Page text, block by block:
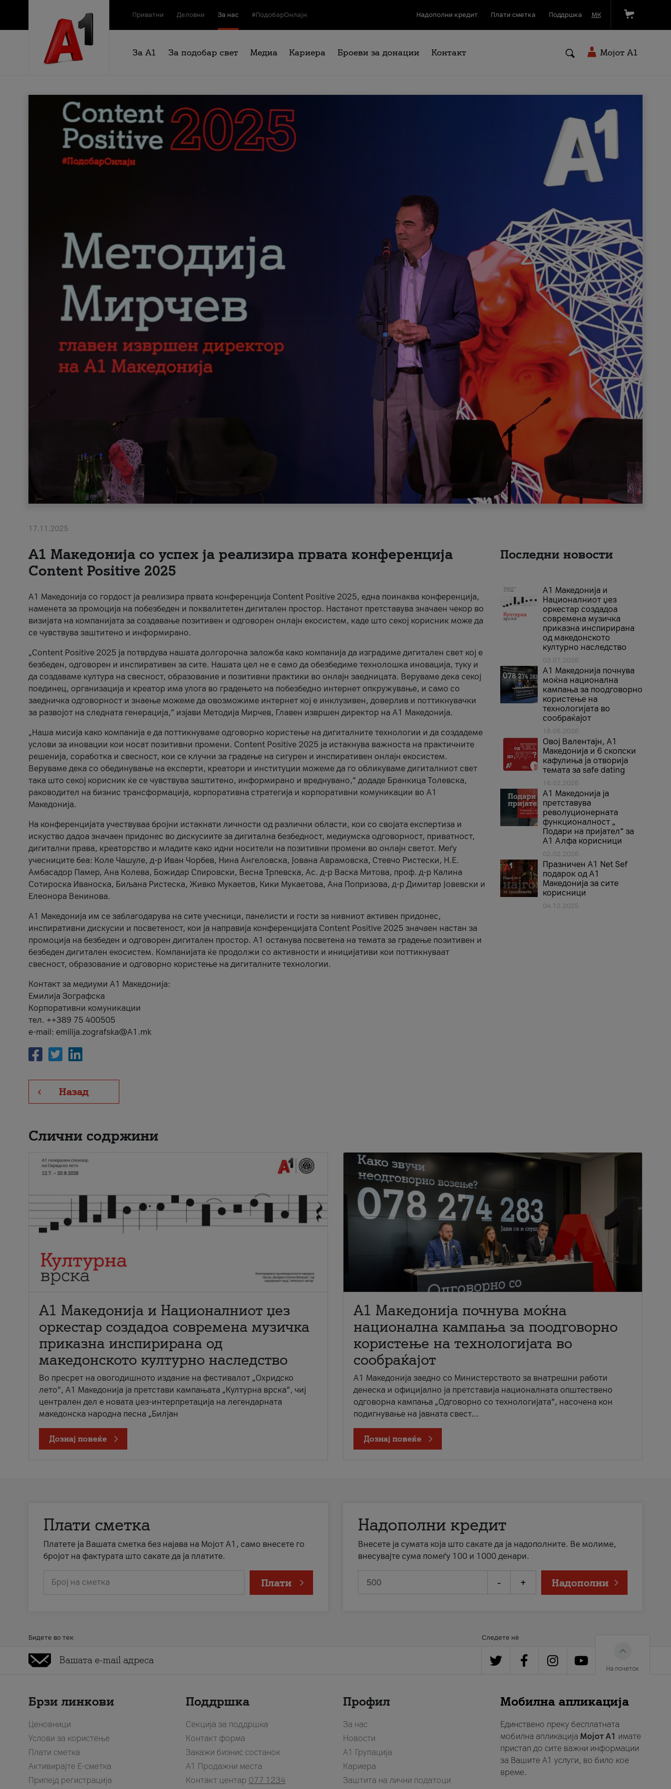
Приватни Деловни За нас #ПодобарОнлајн Надополни кредит Плати сметка Поддршка МК
За А1 За подобар свет Медиа Кариера Броеви за донации Контакт Мојот A1
17.11.2025
А1 Македонија со успех ја реализира првата конференција
Content Positive 2025
А1 Македонија со гордост ја реализира првата конференција Content Positive 2025, една поинаква конференција,
наменета за промоција на побезбеден и поквалитетен дигитален простор. Настанот претставува значаен чекор во
визијата на компанијата за создавање позитивен и одговорен онлајн екосистем, каде што секој корисник може да
се чувствува заштитено и информирано.
„Content Positive 2025 ја потврдува нашата долгорочна заложба како компанија да изградиме дигитален свет кој е
безбеден, одговорен и инспиративен за сите. Нашата цел не е само да обезбедиме технолошка иновација, туку и
да создаваме култура на свесност, образование и позитивни практики во онлајн заедницата. Веруваме дека секој
поединец, организација и креатор има улога во градењето на побезбедно интернет опкружување, и само со
заедничка одговорност и знаење можеме да овозможиме интернет кој е инклузивен, доверлив и поттикнувачки
за развојот на следната генерација,“ изјави Методија Мирчев, Главен извршен директор на А1 Македонија.
„Наша мисија како компанија е да поттикнуваме одговорно користење на дигиталните технологии и да создадеме
услови за иновации кои носат позитивни промени. Content Positive 2025 ја истакнува важноста на практичните
решенија, соработка и свесност, кои се клучни за градење на сигурен и инспиративен онлајн екосистем.
Веруваме дека со обединување на експерти, креатори и институции можеме да го обликуваме дигиталниот свет
така што секој корисник ќе се чувствува заштитено, информирано и вреднувано,“ додаде Бранкица Толевска,
раководител на бизнис трансформација, корпоративна стратегија и корпоративни комуникации во А1
Македонија.
На конференцијата учествуваа бројни истакнати личности од различни области, кои со својата експертиза и
искуство дадоа значаен придонес во дискусиите за дигитална безбедност, медиумска одговорност, приватност,
дигитални права, креаторство и младите како идни носители на позитивни промени во онлајн светот. Меѓу
учесниците беа: Коле Чашуле, д-р Иван Чорбев, Нина Ангеловска, Јована Аврамовска, Стевчо Ристески, Н.Е.
Амбасадор Памер, Ана Колева, Божидар Спировски, Весна Трпевска, Ас. д-р Васка Митова, проф. д-р Калина
Сотироска Иваноска, Биљана Ристеска, Живко Мукаетов, Кики Мукаетова, Ана Попризова, д-р Димитар Јовевски и
Елеонора Венинова.
А1 Македонија им се заблагодарува на сите учесници, панелисти и гости за нивниот активен придонес,
инспиративни дискусии и посветеност, кои ја направија конференцијата Content Positive 2025 значаен настан за
промоција на безбеден и одговорен дигитален простор. А1 останува посветена на темата за градење позитивен и
безбеден дигитален екосистем. Компанијата ќе продолжи со активности и иницијативи кои поттикнуваат
свесност, образование и одговорно користење на дигиталните технологии.
Контакт за медиуми А1 Македонија:
Емилија Зографска
Корпоративни комуникации
тел. ++389 75 400505
e-mail: emilija.zografska@A1.mk
Назад
Последни новости
А1 Македонија и
Националниот џез
оркестар создадоа
современа музичка
приказна инспирирана
од македонското
културно наследство
03.07.2026
A1 Македонија почнува
моќна национална
кампања за поодговорно
користење на
технологијата во
сообраќајот
18.05.2026
Овој Валентајн, A1
Македонија и 6 скопски
кафулиња ја отворија
темата за safe dating
16.02.2026
А1 Македонија ја
претставува
револуционерната
функционалност „
Подари на пријател“ за
А1 Алфа корисници
02.02.2026
Празничен A1 Net Sеf
подарок од А1
Македонија за сите
корисници
04.12.2025
Слични содржини
А1 Македонија и Националниот џез
оркестар создадоа современа музичка
приказна инспирирана од
македонското културно наследство
Во пресрет на овогодишното издание на фестивалот „Охридско
лето“, А1 Македонија ја претстави кампањата „Културна врска“, чиј
централен дел е новата џез-интерпретација на легендарната
македонска народна песна „Билјан
Дознај повеќе
A1 Македонија почнува моќна
национална кампања за поодговорно
користење на технологијата во
сообраќајот
A1 Македонија заедно со Министерството за внатрешни работи
денеска и официјално ја претставија националната општествено
одговорна кампања „Одговорно со технологијата“, насочена кон
подигнување на јавната свест...
Дознај повеќе
Плати сметка
Платете ја Вашата сметка без најава на Мојот А1, само внесете го
бројот на фактурата што сакате да ја платите.
Број на сметка Плати
Надополни кредит
Внесете ја сумата која што сакате да ја надополните. Ве молиме,
внесувајте сума помеѓу 100 и 1000 денари.
- + Надополни
Бидете во тек Следете нè
На почеток
Брзи линкови
Ценовници
Услови за користење
Плати сметка
Активирајте Е-сметка
Припејд регистрација
Поддршка
Секција за поддршка
Контакт форма
Закажи бизнис состанок
A1 Продажни места
Контакт центар 077 1234
Профил
За нас
Новости
А1 Групација
Кариера
Заштита на лични податоци
Мобилна апликација
Единствено преку бесплатната
мобилна апликација Мојот A1 имате
пристап до сите важни информации
за Вашите A1 услуги, во било кое
време.